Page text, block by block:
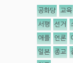
공화당 교육
서평 선거
애플 언론
일본 종교